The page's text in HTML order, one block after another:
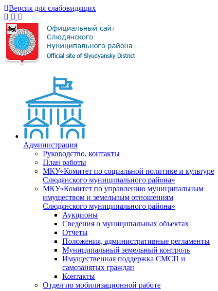
Версия для слабовидящих
Администрация
Руководство, контакты
План работы
МКУ«Комитет по социальной политике и культуре
Слюдянского муниципального района»
МКУ«Комитет по управлению муниципальным
имуществом и земельным отношениям
Слюдянского муниципального района»
Аукционы
Сведения о муниципальных объектах
Отчеты
Положения, административные регламенты
Муниципальный земельный контроль
Имущественная поддержка СМСП и
самозанятых граждан
Контакты
Отдел по мобилизационной работе